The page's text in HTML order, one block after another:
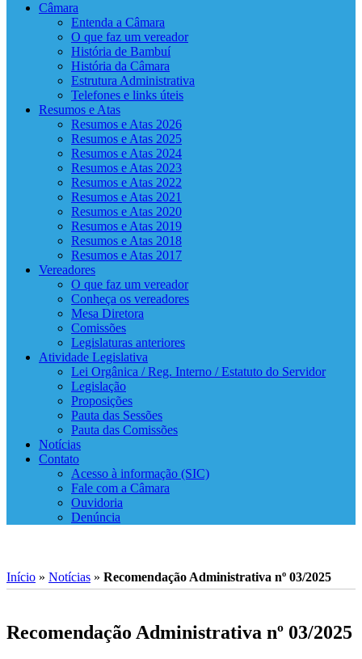
Câmara
Entenda a Câmara
O que faz um vereador
História de Bambuí
História da Câmara
Estrutura Administrativa
Telefones e links úteis
Resumos e Atas
Resumos e Atas 2026
Resumos e Atas 2025
Resumos e Atas 2024
Resumos e Atas 2023
Resumos e Atas 2022
Resumos e Atas 2021
Resumos e Atas 2020
Resumos e Atas 2019
Resumos e Atas 2018
Resumos e Atas 2017
Vereadores
O que faz um vereador
Conheça os vereadores
Mesa Diretora
Comissões
Legislaturas anteriores
Atividade Legislativa
Lei Orgânica / Reg. Interno / Estatuto do Servidor
Legislação
Proposições
Pauta das Sessões
Pauta das Comissões
Notícias
Contato
Acesso à informação (SIC)
Fale com a Câmara
Ouvidoria
Denúncia
Início » Notícias » Recomendação Administrativa nº 03/2025
Recomendação Administrativa nº 03/2025